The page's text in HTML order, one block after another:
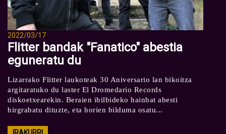
2022/03/17
Flitter bandak "Fanatico" abestia
eguneratu du
Lizarrako Flitter laukoteak 30 Aniversario lan bikoitza
argitaratuko du laster El Dromedario Records
diskoetxearekin. Beraien ibilbideko hainbat abesti
birgrabatu dituzte, eta horien bilduma osatu...